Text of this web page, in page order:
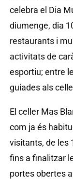
celebra el Dia
diumenge, dia
restaurants i
activitats de
esportiu; entre
guiades als
El celler Mas
com ja és
visitants, de les
fins a finalitzar
portes obertes